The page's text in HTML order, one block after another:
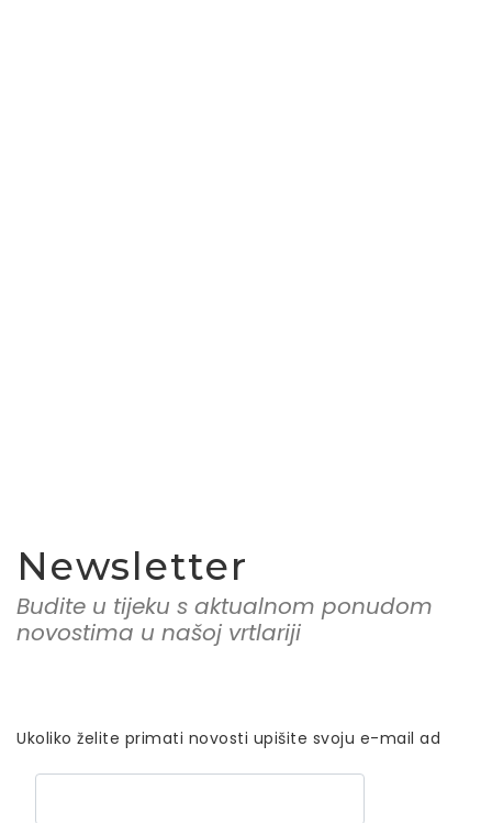
Newsletter
Budite u tijeku s aktualnom ponudom i
novostima u našoj vrtlariji
Ukoliko želite primati novosti upišite svoju e-mail adresu